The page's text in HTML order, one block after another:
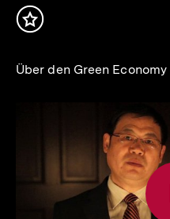
Inhalt
Über den Green